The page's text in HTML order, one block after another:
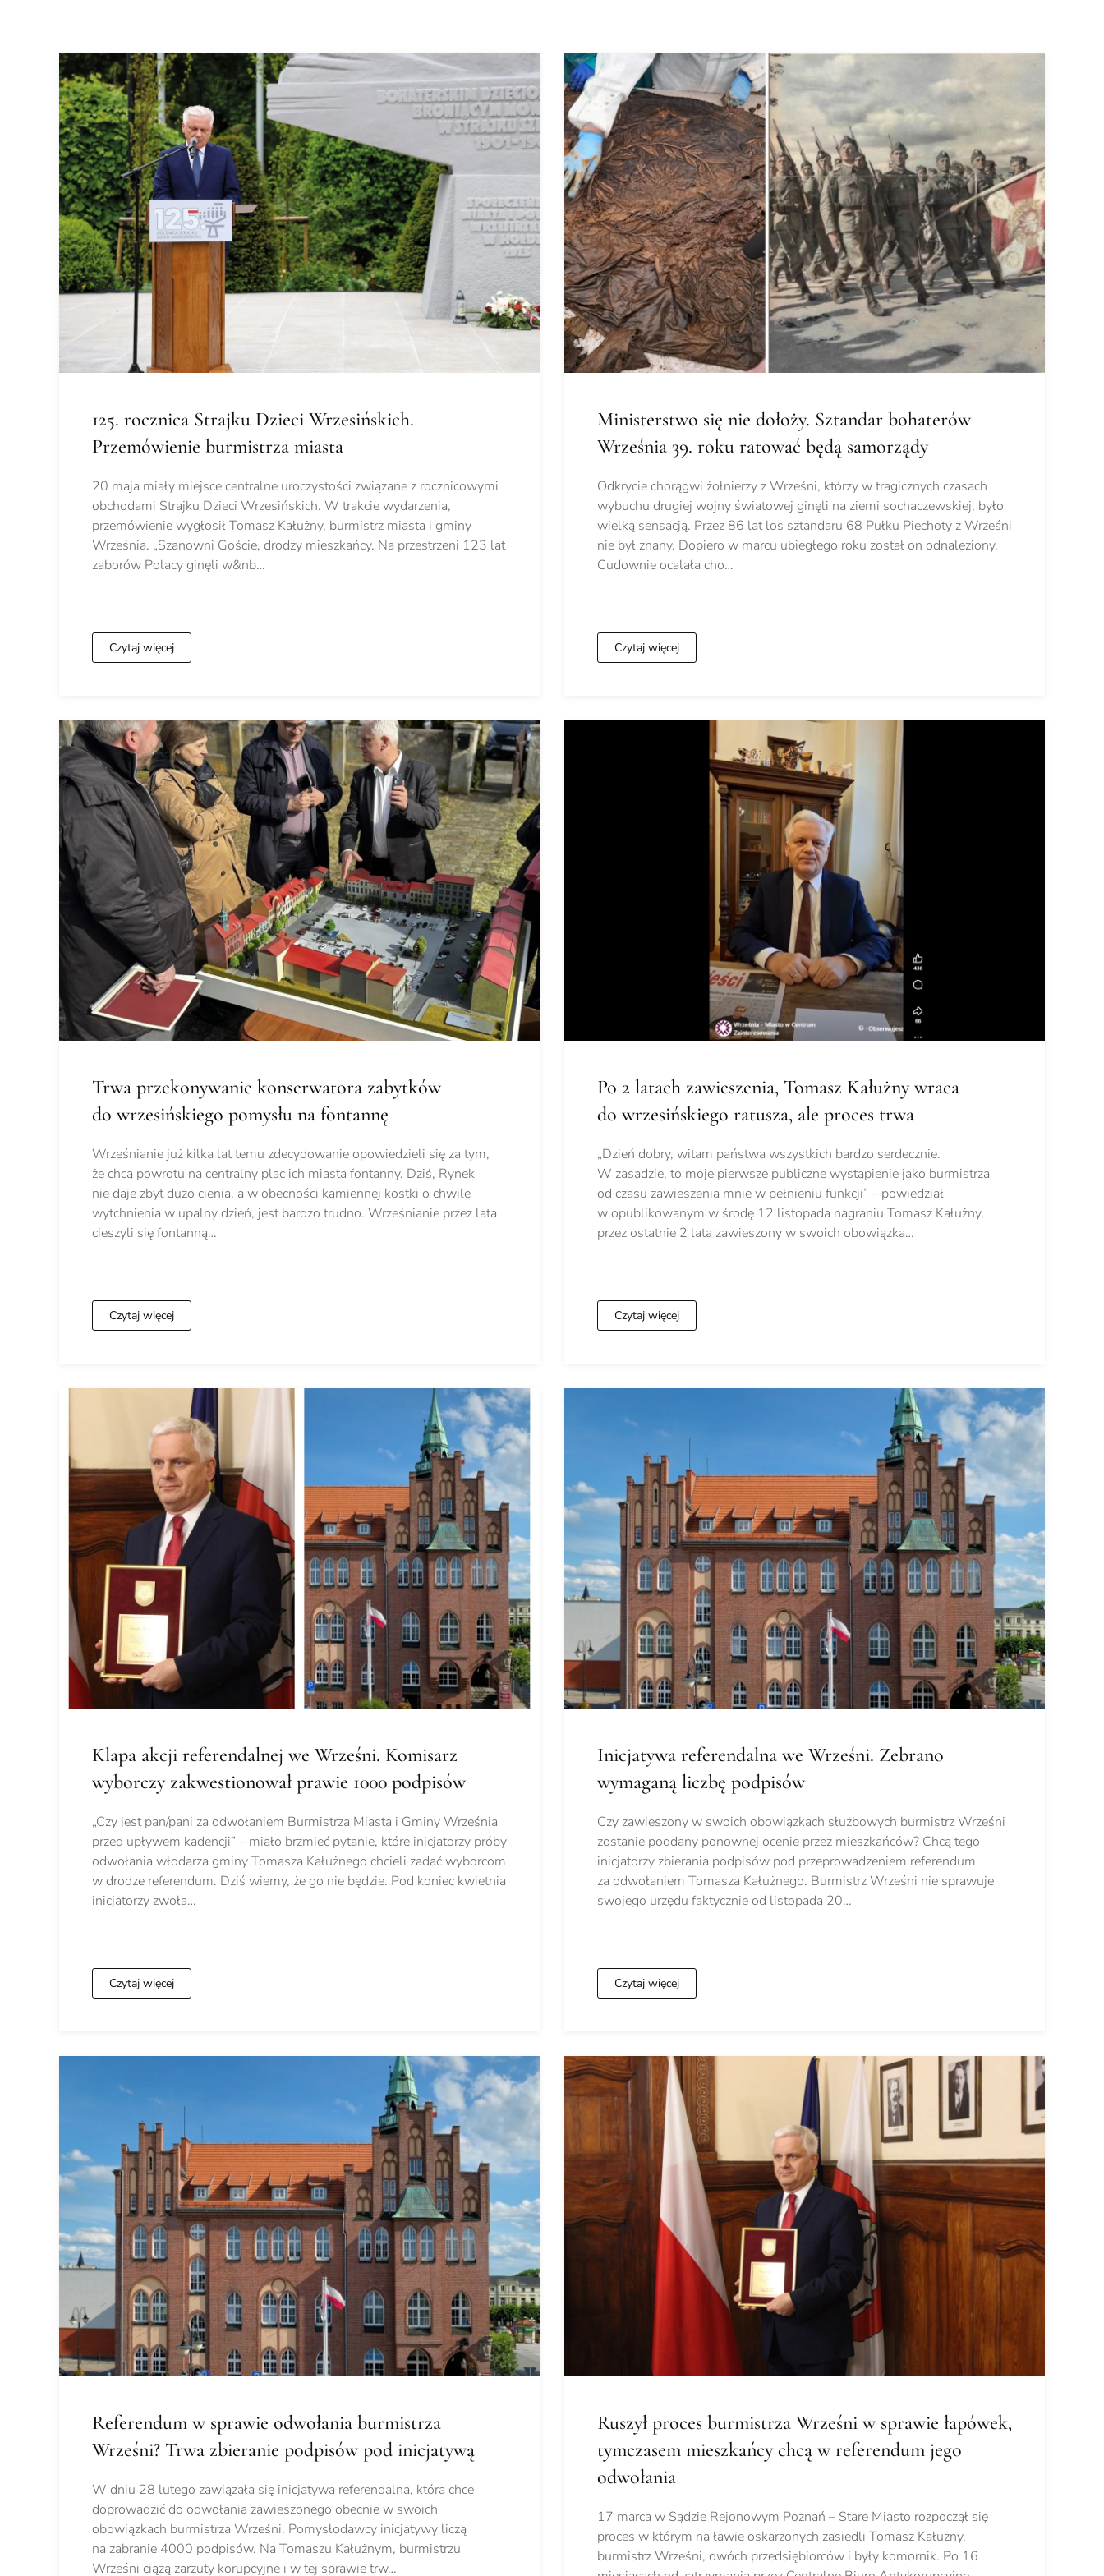
125. rocznica Strajku Dzieci Wrzesińskich.
Przemówienie burmistrza miasta
20 maja miały miejsce centralne uroczystości związane z rocznicowymi
obchodami Strajku Dzieci Wrzesińskich. W trakcie wydarzenia,
przemówienie wygłosił Tomasz Kałużny, burmistrz miasta i gminy
Września. „Szanowni Goście, drodzy mieszkańcy. Na przestrzeni 123 lat
zaborów Polacy ginęli w&nb…
Czytaj więcej
Ministerstwo się nie dołoży. Sztandar bohaterów
Września 39. roku ratować będą samorządy
Odkrycie chorągwi żołnierzy z Wrześni, którzy w tragicznych czasach
wybuchu drugiej wojny światowej ginęli na ziemi sochaczewskiej, było
wielką sensacją. Przez 86 lat los sztandaru 68 Pułku Piechoty z Wrześni
nie był znany. Dopiero w marcu ubiegłego roku został on odnaleziony.
Cudownie ocalała cho…
Czytaj więcej
Trwa przekonywanie konserwatora zabytków
do wrzesińskiego pomysłu na fontannę
Wrześnianie już kilka lat temu zdecydowanie opowiedzieli się za tym,
że chcą powrotu na centralny plac ich miasta fontanny. Dziś, Rynek
nie daje zbyt dużo cienia, a w obecności kamiennej kostki o chwile
wytchnienia w upalny dzień, jest bardzo trudno. Wrześnianie przez lata
cieszyli się fontanną…
Czytaj więcej
Po 2 latach zawieszenia, Tomasz Kałużny wraca
do wrzesińskiego ratusza, ale proces trwa
„Dzień dobry, witam państwa wszystkich bardzo serdecznie.
W zasadzie, to moje pierwsze publiczne wystąpienie jako burmistrza
od czasu zawieszenia mnie w pełnieniu funkcji” – powiedział
w opublikowanym w środę 12 listopada nagraniu Tomasz Kałużny,
przez ostatnie 2 lata zawieszony w swoich obowiązka…
Czytaj więcej
Klapa akcji referendalnej we Wrześni. Komisarz
wyborczy zakwestionował prawie 1000 podpisów
„Czy jest pan/pani za odwołaniem Burmistrza Miasta i Gminy Września
przed upływem kadencji” – miało brzmieć pytanie, które inicjatorzy próby
odwołania włodarza gminy Tomasza Kałużnego chcieli zadać wyborcom
w drodze referendum. Dziś wiemy, że go nie będzie. Pod koniec kwietnia
inicjatorzy zwoła…
Czytaj więcej
Inicjatywa referendalna we Wrześni. Zebrano
wymaganą liczbę podpisów
Czy zawieszony w swoich obowiązkach służbowych burmistrz Wrześni
zostanie poddany ponownej ocenie przez mieszkańców? Chcą tego
inicjatorzy zbierania podpisów pod przeprowadzeniem referendum
za odwołaniem Tomasza Kałużnego. Burmistrz Wrześni nie sprawuje
swojego urzędu faktycznie od listopada 20…
Czytaj więcej
Referendum w sprawie odwołania burmistrza
Wrześni? Trwa zbieranie podpisów pod inicjatywą
W dniu 28 lutego zawiązała się inicjatywa referendalna, która chce
doprowadzić do odwołania zawieszonego obecnie w swoich
obowiązkach burmistrza Wrześni. Pomysłodawcy inicjatywy liczą
na zabranie 4000 podpisów. Na Tomaszu Kałużnym, burmistrzu
Wrześni ciążą zarzuty korupcyjne i w tej sprawie trw…
Ruszył proces burmistrza Wrześni w sprawie łapówek,
tymczasem mieszkańcy chcą w referendum jego
odwołania
17 marca w Sądzie Rejonowym Poznań – Stare Miasto rozpoczął się
proces w którym na ławie oskarżonych zasiedli Tomasz Kałużny,
burmistrz Wrześni, dwóch przedsiębiorców i były komornik. Po 16